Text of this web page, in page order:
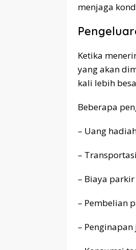
menjaga
Ketika
yang akan
kali lebih
Beberapa
– Uang
–
– Biaya parkir
– Pembelian
–